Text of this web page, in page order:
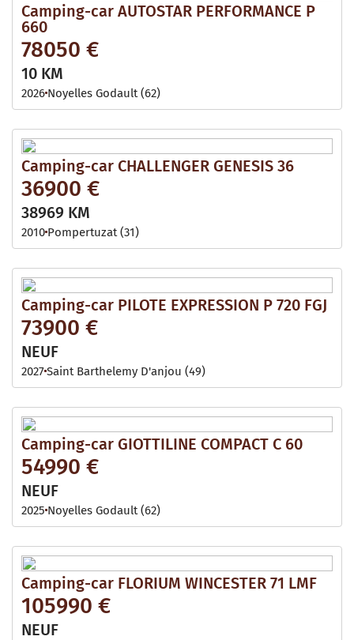
Camping-car AUTOSTAR PERFORMANCE P
660
78050 €
10 KM
2026 Noyelles Godault (62)
Camping-car CHALLENGER GENESIS 36
36900 €
38969 KM
2010 Pompertuzat (31)
Camping-car PILOTE EXPRESSION P 720 FGJ
73900 €
NEUF
2027Saint Barthelemy D'anjou (49)
Camping-car GIOTTILINE COMPACT C 60
54990 €
NEUF
2025 Noyelles Godault (62)
Camping-car FLORIUM WINCESTER 71 LMF
105990 €
NEUF